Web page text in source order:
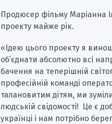
Продюсер фільму Маріанна
проекту майже рік.
«Ідею цього проекту я
об’єднати абсолютно всі
бачення на теперішній
професійній команді
талановитим дітям, ми
людській свідомості! Це є
українці і нам потрібно